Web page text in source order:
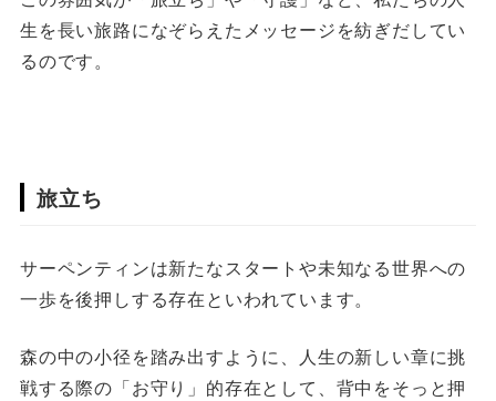
生を長い旅路になぞらえたメッセージを紡ぎだしてい
るのです。
旅立ち
サーペンティンは新たなスタートや未知なる世界への
一歩を後押しする存在といわれています。
森の中の小径を踏み出すように、人生の新しい章に挑
戦する際の「お守り」的存在として、背中をそっと押